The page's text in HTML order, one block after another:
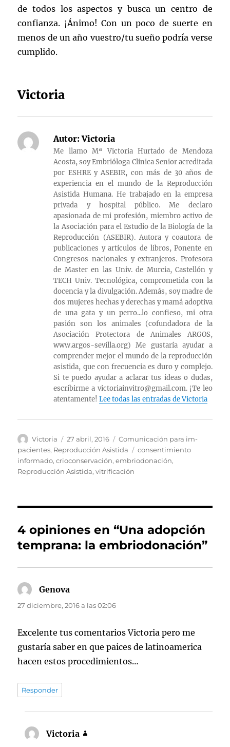
de todos los aspectos y busca un centro de
confianza. ¡Ánimo! Con un poco de suerte en
menos de un año vuestro/tu sueño podría verse
cumplido.
Victoria
Autor:Victoria
Me llamo Mª Victoria Hurtado de Mendoza
Acosta, soy Embrióloga Clínica Senior acreditada
por ESHRE y ASEBIR, con más de 30 años de
experiencia en el mundo de la Reproducción
Asistida Humana. He trabajado en la empresa
privada y hospital público. Me declaro
apasionada de mi profesión, miembro activo de
la Asociación para el Estudio de la Biología de la
Reproducción (ASEBIR). Autora y coautora de
publicaciones y artículos de libros, Ponente en
Congresos nacionales y extranjeros. Profesora
de Master en las Univ. de Murcia, Castellón y
TECH Univ. Tecnológica, comprometida con la
docencia y la divulgación. Además, soy madre de
dos mujeres hechas y derechas y mamá adoptiva
de una gata y un perro...lo confieso, mi otra
pasión son los animales (cofundadora de la
Asociación Protectora de Animales ARGOS,
www.argos-sevilla.org) Me gustaría ayudar a
comprender mejor el mundo de la reproducción
asistida, que con frecuencia es duro y complejo.
Si te puedo ayudar a aclarar tus ideas o dudas,
escribirme a victoriainvitro@gmail.com. ¡Te leo
atentamente!Lee todas las entradas de Victoria
Autor
Victoria
Publicado
el
27 abril, 2016 Categorías
Comunicación para im-
pacientes, Reproducción Asistida Etiquetas
consentimiento
informado,crioconservación,embriodonación,
Reproducción Asistida,vitrificación
4 opiniones en “Una adopción
temprana: la embriodonación”
Genova
27 diciembre, 2016 a las 02:06
Excelente tus comentarios Victoria pero me
gustaría saber en que paices de latinoamerica
hacen estos procedimientos…
Responder
Victoria